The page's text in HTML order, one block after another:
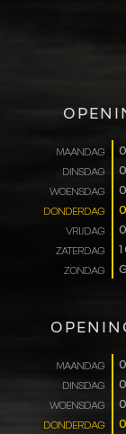
MAANDAG
DINSDAG
WOENSDAG
DONDERDAG
VRIJDAG
ZATERDAG
ZONDAG
MAANDAG
DINSDAG
WOENSDAG
DONDERDAG